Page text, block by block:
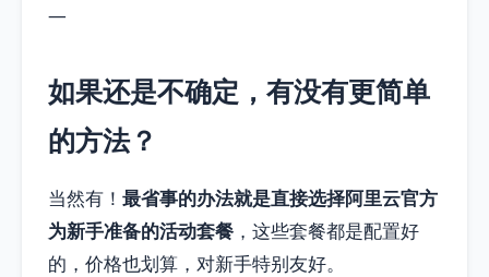
—
如果还是不确定，有没有更简单
的方法？
当然有！ 最省事的办法就是直接选择阿里云官方
为新手准备的活动套餐 ，这些套餐都是配置好
的，价格也划算，对新手特别友好。